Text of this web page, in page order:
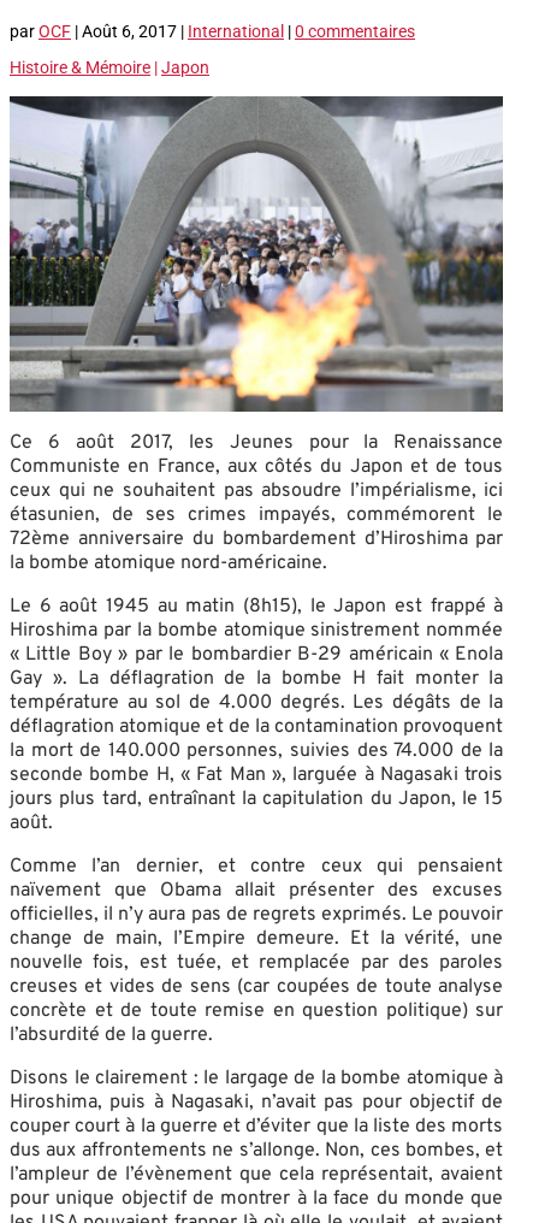
parOCF |Août 6, 2017 | International |0 commentaires
Histoire & Mémoire |Japon
Ce 6 août 2017, les Jeunes pour la Renaissance
Communiste en France, aux côtés du Japon et de tous
ceux qui ne souhaitent pas absoudre l’impérialisme, ici
étasunien, de ses crimes impayés, commémorent le
72ème anniversaire du bombardement d’Hiroshima par
la bombe atomique nord-américaine.
Le 6 août 1945 au matin (8h15), le Japon est frappé à
Hiroshima par la bombe atomique sinistrement nommée
« Little Boy » par le bombardier B-29 américain « Enola
Gay ». La déflagration de la bombe H fait monter la
température au sol de 4.000 degrés. Les dégâts de la
déflagration atomique et de la contamination provoquent
la mort de 140.000 personnes, suivies des 74.000 de la
seconde bombe H, « Fat Man », larguée à Nagasaki trois
jours plus tard, entraînant la capitulation du Japon, le 15
août.
Comme l’an dernier, et contre ceux qui pensaient
naïvement que Obama allait présenter des excuses
officielles, il n’y aura pas de regrets exprimés. Le pouvoir
change de main, l’Empire demeure. Et la vérité, une
nouvelle fois, est tuée, et remplacée par des paroles
creuses et vides de sens (car coupées de toute analyse
concrète et de toute remise en question politique) sur
l’absurdité de la guerre.
Disons le clairement : le largage de la bombe atomique à
Hiroshima, puis à Nagasaki, n’avait pas pour objectif de
couper court à la guerre et d’éviter que la liste des morts
dus aux affrontements ne s’allonge. Non, ces bombes, et
l’ampleur de l’évènement que cela représentait, avaient
pour unique objectif de montrer à la face du monde que